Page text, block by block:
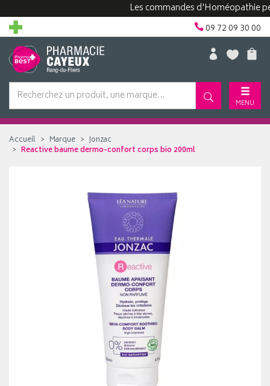
Les commandes d'Homéopathie
09 72 09 30 00
MENU
Accueil Marque
Jonzac
Reactive baume dermo-confort corps bio 200ml